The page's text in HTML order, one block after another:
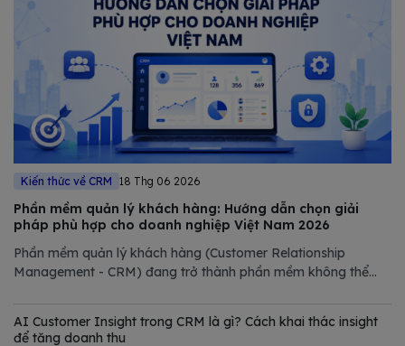
Kiến thức về CRM 18 Thg 06 2026
Phần mềm quản lý khách hàng: Hướng dẫn chọn giải
pháp phù hợp cho doanh nghiệp Việt Nam 2026
Phần mềm quản lý khách hàng (Customer Relationship
Management - CRM) đang trở thành phần mềm không thể
Trong bài viết này, Bizfly tổng hợp và phân tích chi tiết các
giải pháp CRM tốt nhất
AI Customer Insight trong CRM là gì? Cách khai thác insight
để tăng doanh thu